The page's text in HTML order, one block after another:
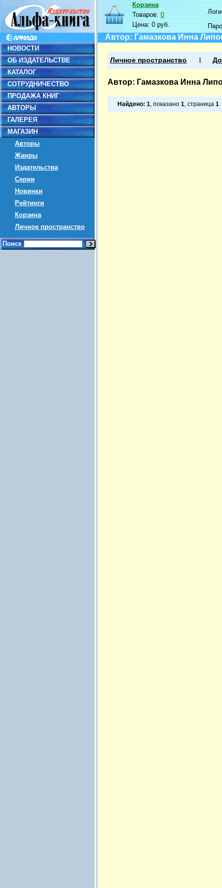
НОВОСТИ
ОБ ИЗДАТЕЛЬСТВЕ
КАТАЛОГ
СОТРУДНИЧЕСТВО
ПРОДАЖА КНИГ
АВТОРЫ
ГАЛЕРЕЯ
МАГАЗИН
Авторы
Жанры
Издательства
Серии
Новинки
Рейтинги
Корзина
Личное пространство
Поиск
Корзина
Товаров:0
Цена:0 руб.
Автор: Гамазкова Инна
Личное пространство
Автор: Гамазкова Инна
Найдено: 1, показано 1, страница 1